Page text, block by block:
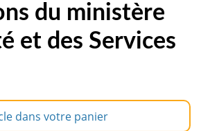
du ministère
et des Services
dans votre panier